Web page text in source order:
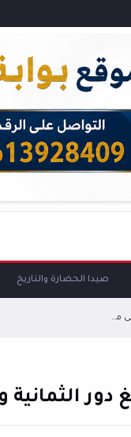
صيدا الحضارة والتاريخ
مونديال 2026: الأرجنتين تبلغ دور الثمانية وتتخطى مصر "بشق الأنفس"